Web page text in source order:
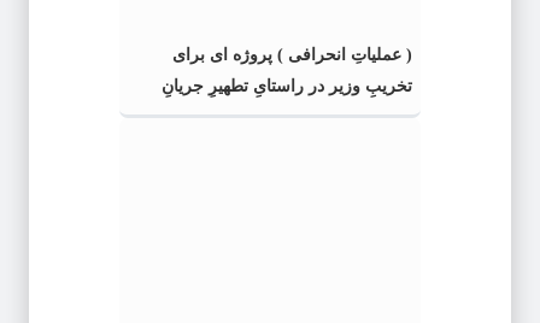
( عملیاتِ انحرافی ) پروژه ای برای
تخریبِ وزیر در راستایِ تطهیرِ جریانِ
رانت و انحصار